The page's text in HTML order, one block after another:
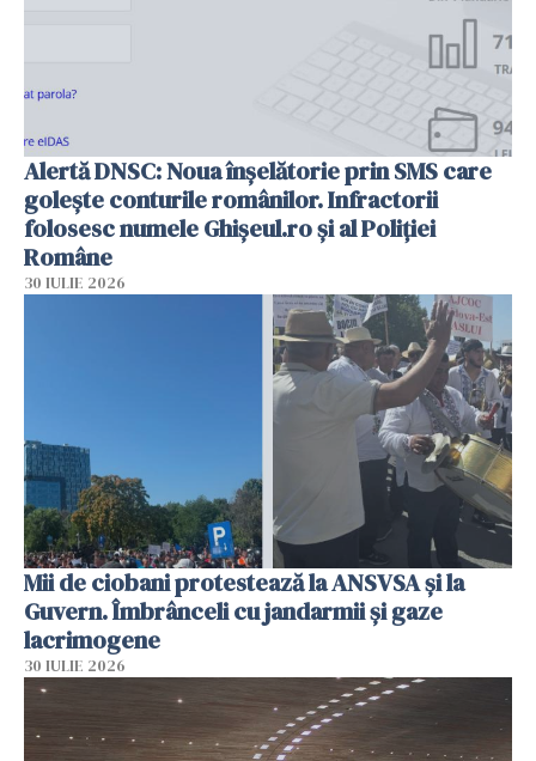
Alertă DNSC: Noua înșelătorie prin SMS care
golește conturile românilor. Infractorii
folosesc numele Ghișeul.ro și al Poliției
Române
30 IULIE 2026
Mii de ciobani protestează la ANSVSA și la
Guvern. Îmbrânceli cu jandarmii și gaze
lacrimogene
30 IULIE 2026